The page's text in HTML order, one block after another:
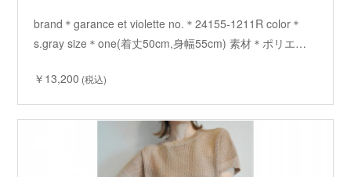
brand＊garance et violette no.＊24155-1211R color＊
s.gray size＊one(着丈50cm,身幅55cm) 素材＊ポリエ…
￥13,200 (税込)